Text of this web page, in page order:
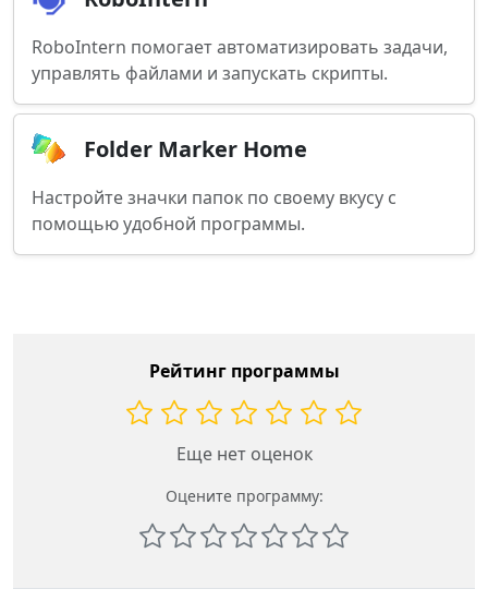
RoboIntern помогает автоматизировать задачи,
управлять файлами и запускать скрипты.
Folder Marker Home
Настройте значки папок по своему вкусу с
помощью удобной программы.
Рейтинг программы
Еще нет оценок
Оцените программу: